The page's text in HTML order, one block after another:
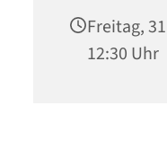
Freitag,
12:30 Uhr